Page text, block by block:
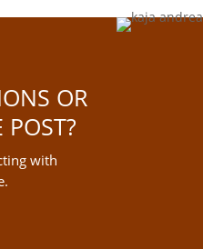
OR
POST?
with